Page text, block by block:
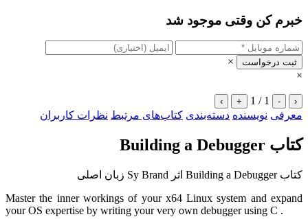
خبرم کن وقتی موجود شد
ثبت درخواست
×
×
‹
-
1 / 1
+
›
معرفی نویسنده دسته‌بندی کتاب‌های مرتبط نظرات کاربران
کتاب Building a Debugger
کتاب Building a Debugger اثر Sy Brand زبان اصلی
Master the inner workings of your x64 Linux system and expand
your OS expertise by writing your very own debugger using C .